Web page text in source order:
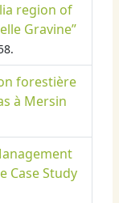
region of
Gravine”
forestière
à Mersin
Case Study